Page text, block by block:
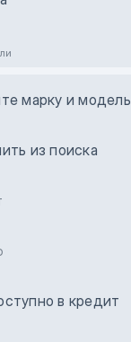
марку и модель
из поиска
в кредит